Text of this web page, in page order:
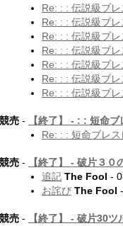
Re: : : 伝説級ブ
Re: : : 伝説級ブ
Re: : : 伝説級ブ
Re: : : 伝説級ブ
Re: : : 伝説級ブ
Re: : : 伝説級ブ
Re: : : 伝説級ブ
競売 - 【終了】 - : : 短命ブ
Re: : : 短命ブレ
競売 - 【終了】 - 破片３０
追記 The Fool -
お詫び The Fool
競売 - 【終了】 - 破片30ツ